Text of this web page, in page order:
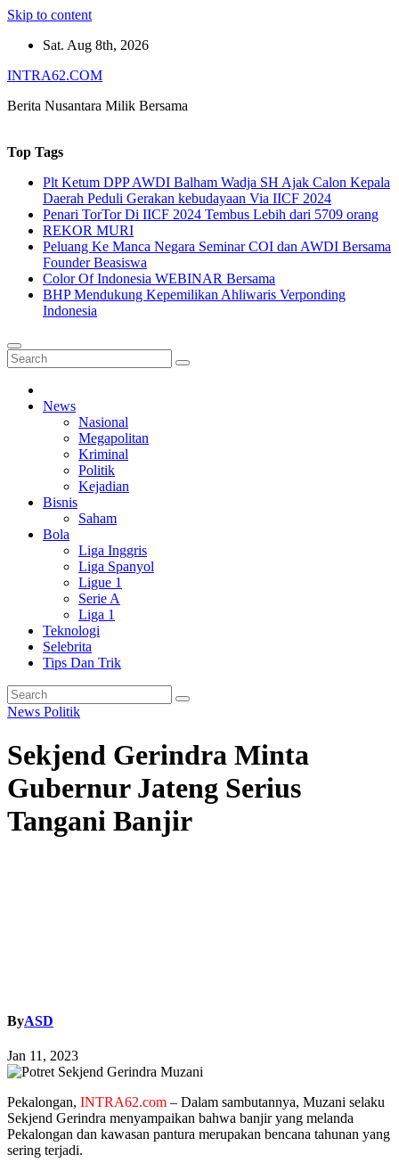
Skip to content
Sat. Aug 8th, 2026
INTRA62.COM
Berita Nusantara Milik Bersama
Top Tags
Plt Ketum DPP AWDI Balham Wadja SH Ajak Calon Kepala
Daerah Peduli Gerakan kebudayaan Via IICF 2024
Penari TorTor Di IICF 2024 Tembus Lebih dari 5709 orang
REKOR MURI
Peluang Ke Manca Negara Seminar COI dan AWDI Bersama
Founder Beasiswa
Color Of Indonesia WEBINAR Bersama
BHP Mendukung Kepemilikan Ahliwaris Verponding
Indonesia
News
Nasional
Megapolitan
Kriminal
Politik
Kejadian
Bisnis
Saham
Bola
Liga Inggris
Liga Spanyol
Ligue 1
Serie A
Liga 1
Teknologi
Selebrita
Tips Dan Trik
News Politik
Sekjend Gerindra Minta
Gubernur Jateng Serius
Tangani Banjir
ByASD
Jan 11, 2023
Pekalongan, INTRA62.com – Dalam sambutannya, Muzani selaku
Sekjend Gerindra menyampaikan bahwa banjir yang melanda
Pekalongan dan kawasan pantura merupakan bencana tahunan yang
sering terjadi.